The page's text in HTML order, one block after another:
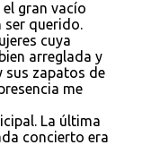
gran vacío
ser querido.
cuya
arreglada y
sus zapatos de
me
La última
concierto era